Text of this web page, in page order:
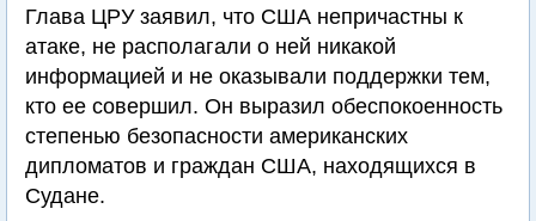
Глава ЦРУ заявил, что США непричастны к
атаке, не располагали о ней никакой
информацией и не оказывали поддержки тем,
кто ее совершил. Он выразил обеспокоенность
степенью безопасности американских
дипломатов и граждан США, находящихся в
Судане.